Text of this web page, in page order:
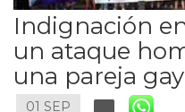
Indignación
un ataque
una pareja gay
01 SEP